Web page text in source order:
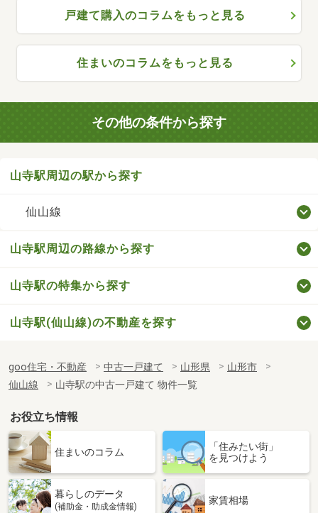
戸建て購入のコラムをもっと見る
住まいのコラムをもっと見る
その他の条件から探す
山寺駅周辺の駅から探す
仙山線
山寺駅周辺の路線から探す
山寺駅の特集から探す
山寺駅(仙山線)の不動産を探す
goo住宅・不動産 中古一戸建て 山形県
山形市
仙山線
山寺駅の中古一戸建て 物件一覧
お役立ち情報
住まいのコラム
「住みたい街」
を見つけよう
暮らしのデータ
(補助金・助成金情報)
家賃相場